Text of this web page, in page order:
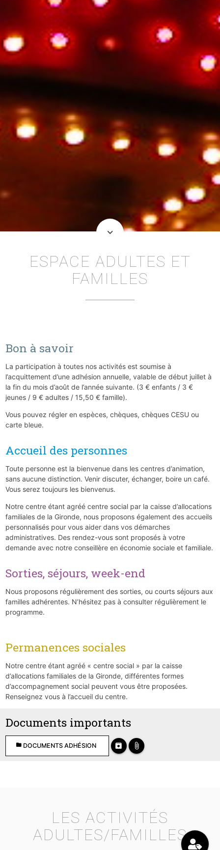
keyboard_arrow_down
ESPACE ADULTES ET
FAMILLES
Bon à savoir
La participation à toutes nos activités est soumise à
l’acquittement d’une adhésion annuelle, valable de début juillet à
la fin du mois d’août de l’année suivante. (3 € enfants / 3 €
jeunes / 9 € adultes / 15,50 € famille).
Vous pouvez régler en espèces, chèques, chèques CESU ou
carte bleue.
Accueil des personnes
Toute personne est la bienvenue dans les centres d’animation,
sans aucune distinction. Venir discuter, échanger, boire un café.
Vous serez toujours les bienvenus.
Notre centre étant agréé centre social par la caisse d’allocations
familiales de la Gironde, nous proposons également des accueils
personnalisés pour vous aider dans vos démarches
administratives. Des rendez-vous sont proposés à votre
demande avec notre conseillère en économie sociale et familiale.
Sorties, séjours, week-end
Nous proposons régulièrement des sorties, ou courts séjours aux
familles adhérentes. N’hésitez pas à consulter régulièrement le
programme.
Permanences sociales
Notre centre étant agréé « centre social » par la caisse
d’allocations familiales de la Gironde, différentes formes
d’accompagnement social peuvent vous être proposées.
Renseignez vous à l’accueil du centre.
Documents importants
folder DOCUMENTS ADHÉSION archive attach_file
LES ACTIVITÉS
ADULTES/FAMILLES